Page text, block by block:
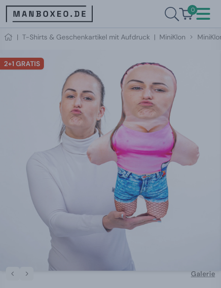
0
| T-Shirts & Geschenkartikel mit Aufdruck | MiniKlon
2+1 GRATIS
Galerie